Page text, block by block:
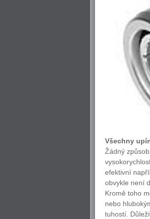
Všechny
Žádný
efektivní
obvykle není
Kromě toho
nebo
tuhostí.